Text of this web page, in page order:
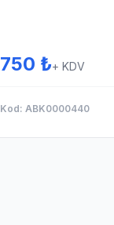
750 ₺+ KDV
Kod: ABK0000440